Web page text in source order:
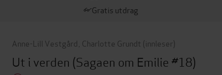
Gratis utdrag
Anne-Lill Vestgård Charlotte Grundt (innleser)
Ut i verden (Sagaen om Emilie #18)